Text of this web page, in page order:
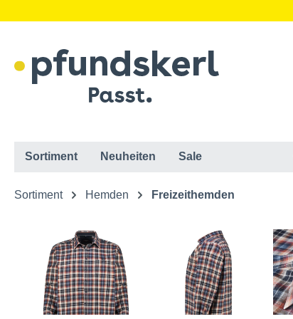
Sortiment Neuheiten Sale
Sortiment Hemden Freizeithemden